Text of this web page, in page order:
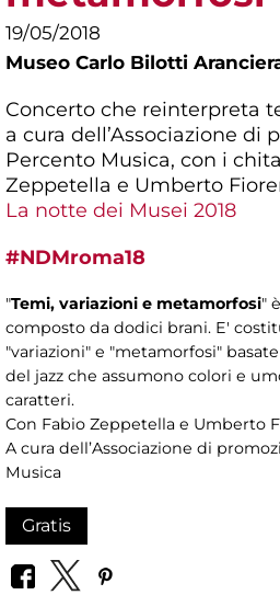
19/05/2018
Museo Carlo Bilotti
Concerto che reinterpreta
a cura dell’Associazione di
Percento Musica, con i
Zeppetella e Umberto
La notte dei Musei 2018
#NDMroma18
"Temi, variazioni e metamorfosi"
composto da dodici brani. E'
"variazioni" e "metamorfosi"
del jazz che assumono colori e
caratteri.
Con Fabio Zeppetella e Umberto
A cura dell’Associazione di
Musica
Gratis